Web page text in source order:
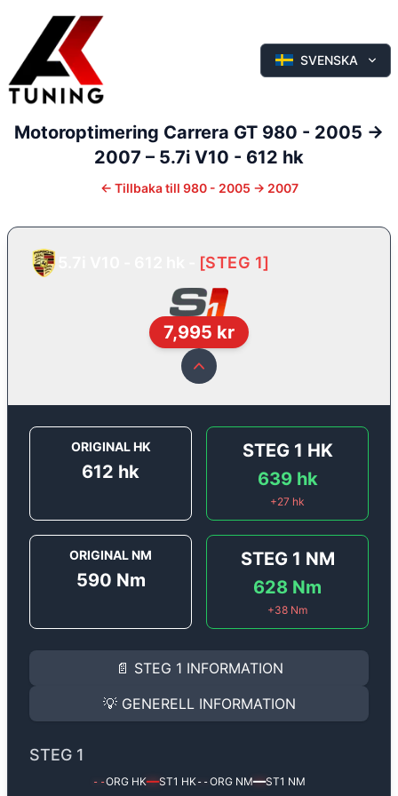
SVENSKA
Motoroptimering Carrera GT 980 - 2005 ->
2007 – 5.7i V10 - 612 hk
← Tillbaka till 980 - 2005 -> 2007
[STEG 1]
7,995 kr
ORIGINAL HK
612 hk
STEG 1 HK
639hk
+27 hk
ORIGINAL NM
590 Nm
STEG 1 NM
628 Nm
+38 Nm
📄 STEG 1 INFORMATION
INFORMATION
Steg 1
Porsche Carrera GT 5.7i
Effekten ökar från612 hktill639 hkoch
(+27 hk & +38 Nm).
Ger mer effekt, högre vridmoment, lägre
Steg 1 mjukvara justerar vi ett antal
💡 GENERELL INFORMATION
✅ All mjukvara är skräddarsydd för din bil
✅ Felsökning inann samt efter optimering
STEG 1
--ORG HK━━ST1 HK--ORG NM━━ST1 NM